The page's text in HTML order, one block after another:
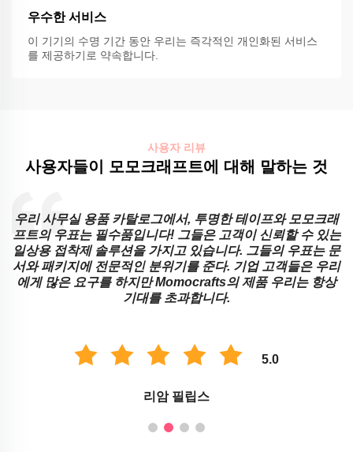
우수한 서비스
이 기기의 수명 기간 동안 우리는 즉각적인 개인화된 서비스
를 제공하기로 약속합니다.
사용자 리뷰
사용자들이 모모크래프트에 대해 말하는 것
우리 사무실 용품 카탈로그에서, 투명한 테이프와 모모크래
프트의 우표는 필수품입니다! 그들은 고객이 신뢰할 수 있는
일상용 접착제 솔루션을 가지고 있습니다. 그들의 우표는 문
서와 패키지에 전문적인 분위기를 준다. 기업 고객들은 우리
에게 많은 요구를 하지만 Momocrafts의 제품 우리는 항상
기대를 초과합니다.
5.0
리암 필립스